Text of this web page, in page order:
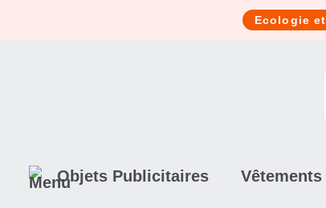
Ecologie
Objets Publicitaires